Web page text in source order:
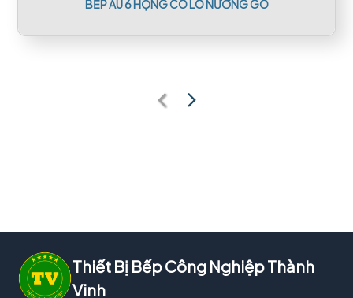
BẾP ÂU 6 HỌNG CÓ LÒ NƯỚNG GÒ
Thiết Bị Bếp Công Nghiệp Thành
Vinh